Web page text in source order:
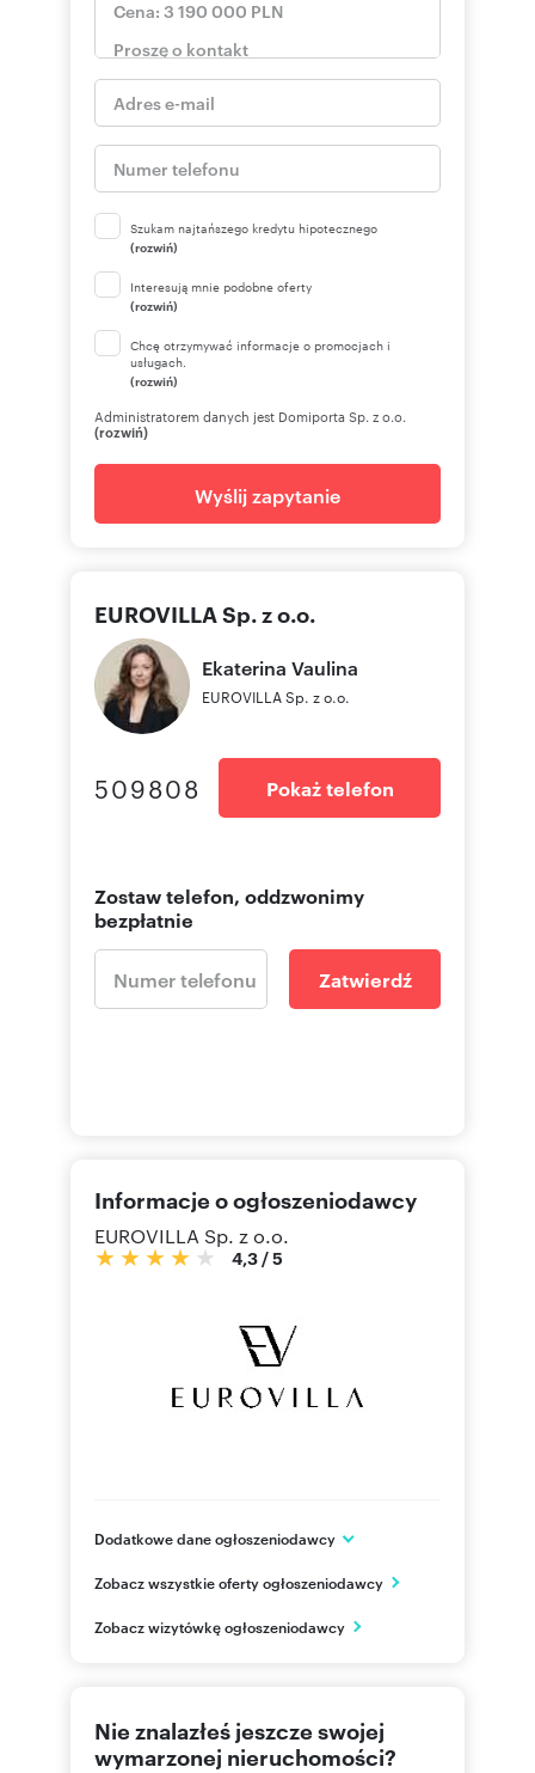
Numer oferty: 232533
Osoba odpowiedzialna zawodowo: Ekaterina
Szukam najtańszego kredytu hipotecznego
(rozwiń)
Interesują mnie podobne oferty
(rozwiń)
Chcę otrzymywać informacje o promocjach i
usługach.
(rozwiń)
Administratorem danych jest Domiporta Sp. z o.o.
(rozwiń)
Wyślij zapytanie
EUROVILLA Sp. z o.o.
Ekaterina Vaulina
EUROVILLA Sp. z o.o.
509808 Pokaż telefon
Zostaw telefon, oddzwonimy
bezpłatnie
Zatwierdź
Informacje o ogłoszeniodawcy
EUROVILLA Sp. z o.o.
4,3 /5
Dodatkowe dane ogłoszeniodawcy
Warszawa, Wilanów
PL
Zobacz wszystkie oferty ogłoszeniodawcy
Zobacz wizytówkę ogłoszeniodawcy
Nie znalazłeś jeszcze swojej
wymarzonej nieruchomości?